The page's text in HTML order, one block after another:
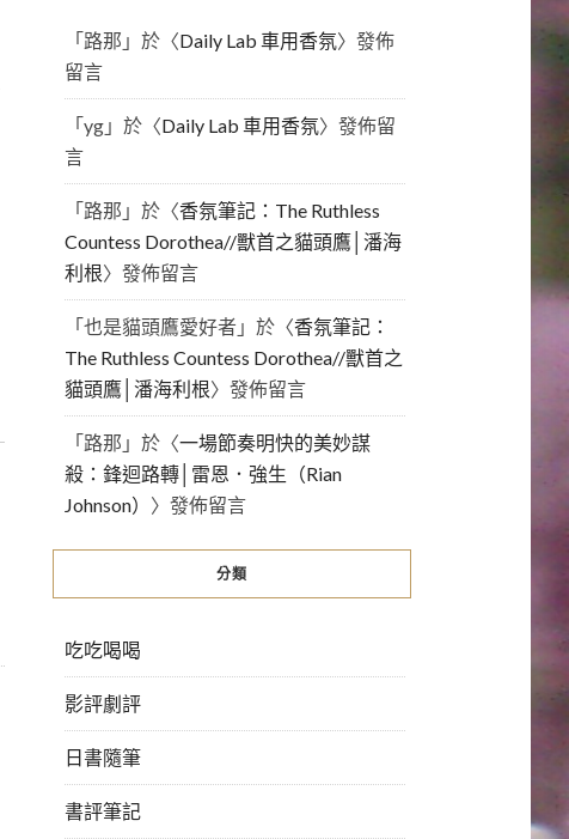
「路那 」於〈Daily Lab 車用香氛〉發佈
留言
「yg 」於〈Daily Lab 車用香氛〉發佈留
言
「路那 」於〈香氛筆記：The Ruthless
Countess Dorothea//獸首之貓頭鷹│潘海
利根〉發佈留言
「也是貓頭鷹愛好者 」於〈香氛筆記：
The Ruthless Countess Dorothea//獸首之
貓頭鷹│潘海利根〉發佈留言
「路那 」於〈一場節奏明快的美妙謀
殺：鋒迴路轉│雷恩．強生（Rian
Johnson） 〉發佈留言
分類
吃吃喝喝
影評劇評
日書隨筆
書評筆記